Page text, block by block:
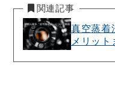
関連記事
真空蒸着
メリッ